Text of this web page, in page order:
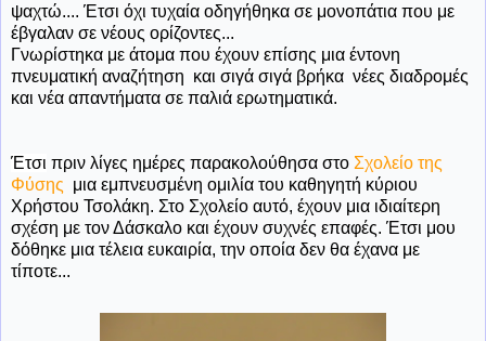
ψαχτώ.... Έτσι όχι τυχαία οδηγήθηκα σε μονοπάτια που με
έβγαλαν σε νέους ορίζοντες...
Γνωρίστηκα με άτομα που έχουν επίσης μια έντονη
πνευματική αναζήτηση και σιγά σιγά βρήκα νέες διαδρομές
και νέα απαντήματα σε παλιά ερωτηματικά.
Έτσι πριν λίγες ημέρες παρακολούθησα στο Σχολείο της
Φύσης μια εμπνευσμένη ομιλία του καθηγητή κύριου
Χρήστου Τσολάκη. Στο Σχολείο αυτό, έχουν μια ιδιαίτερη
σχέση με τον Δάσκαλο και έχουν συχνές επαφές. Έτσι μου
δόθηκε μια τέλεια ευκαιρία, την οποία δεν θα έχανα με
τίποτε...